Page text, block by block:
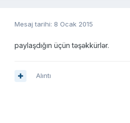
Mesaj tarihi: 8 Ocak 2015
paylaşdığın üçün təşəkkürlər.
Alıntı